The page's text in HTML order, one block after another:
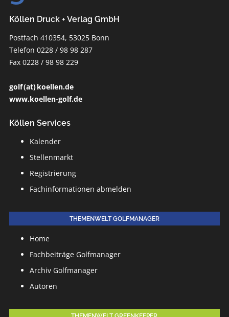
Köllen Druck + Verlag GmbH
Postfach 410354, 53025 Bonn
Telefon 0228 / 98 98 287
Fax 0228 / 98 98 229
golf (at) koellen.de
www.koellen-golf.de
Köllen Services
Kalender
Stellenmarkt
Registrierung
Fachinformationen abmelden
THEMENWELT GOLFMANAGER
Home
Fachbeiträge Golfmanager
Archiv Golfmanager
Autoren